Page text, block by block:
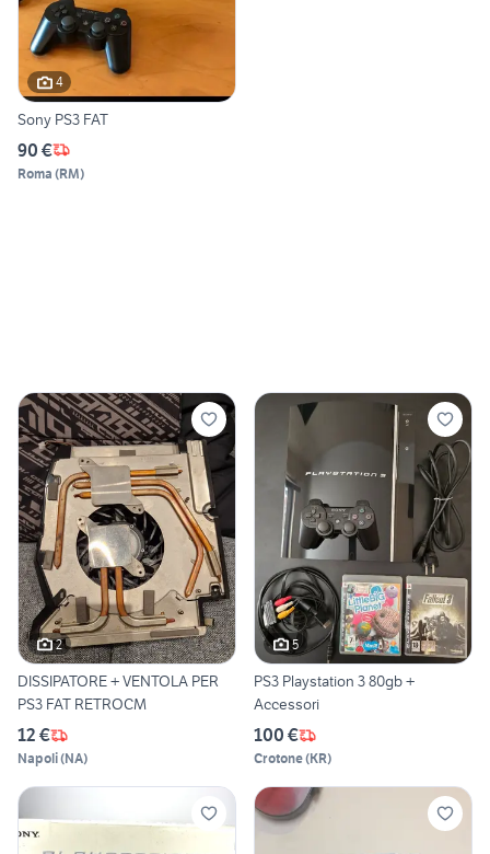
4
Sony PS3 FAT
90 €
Roma (RM)
2
DISSIPATORE + VENTOLA PER
PS3 FAT RETROCM
12 €
Napoli(NA)
5
PS3 Playstation 3 80gb +
Accessori
100 €
Crotone(KR)